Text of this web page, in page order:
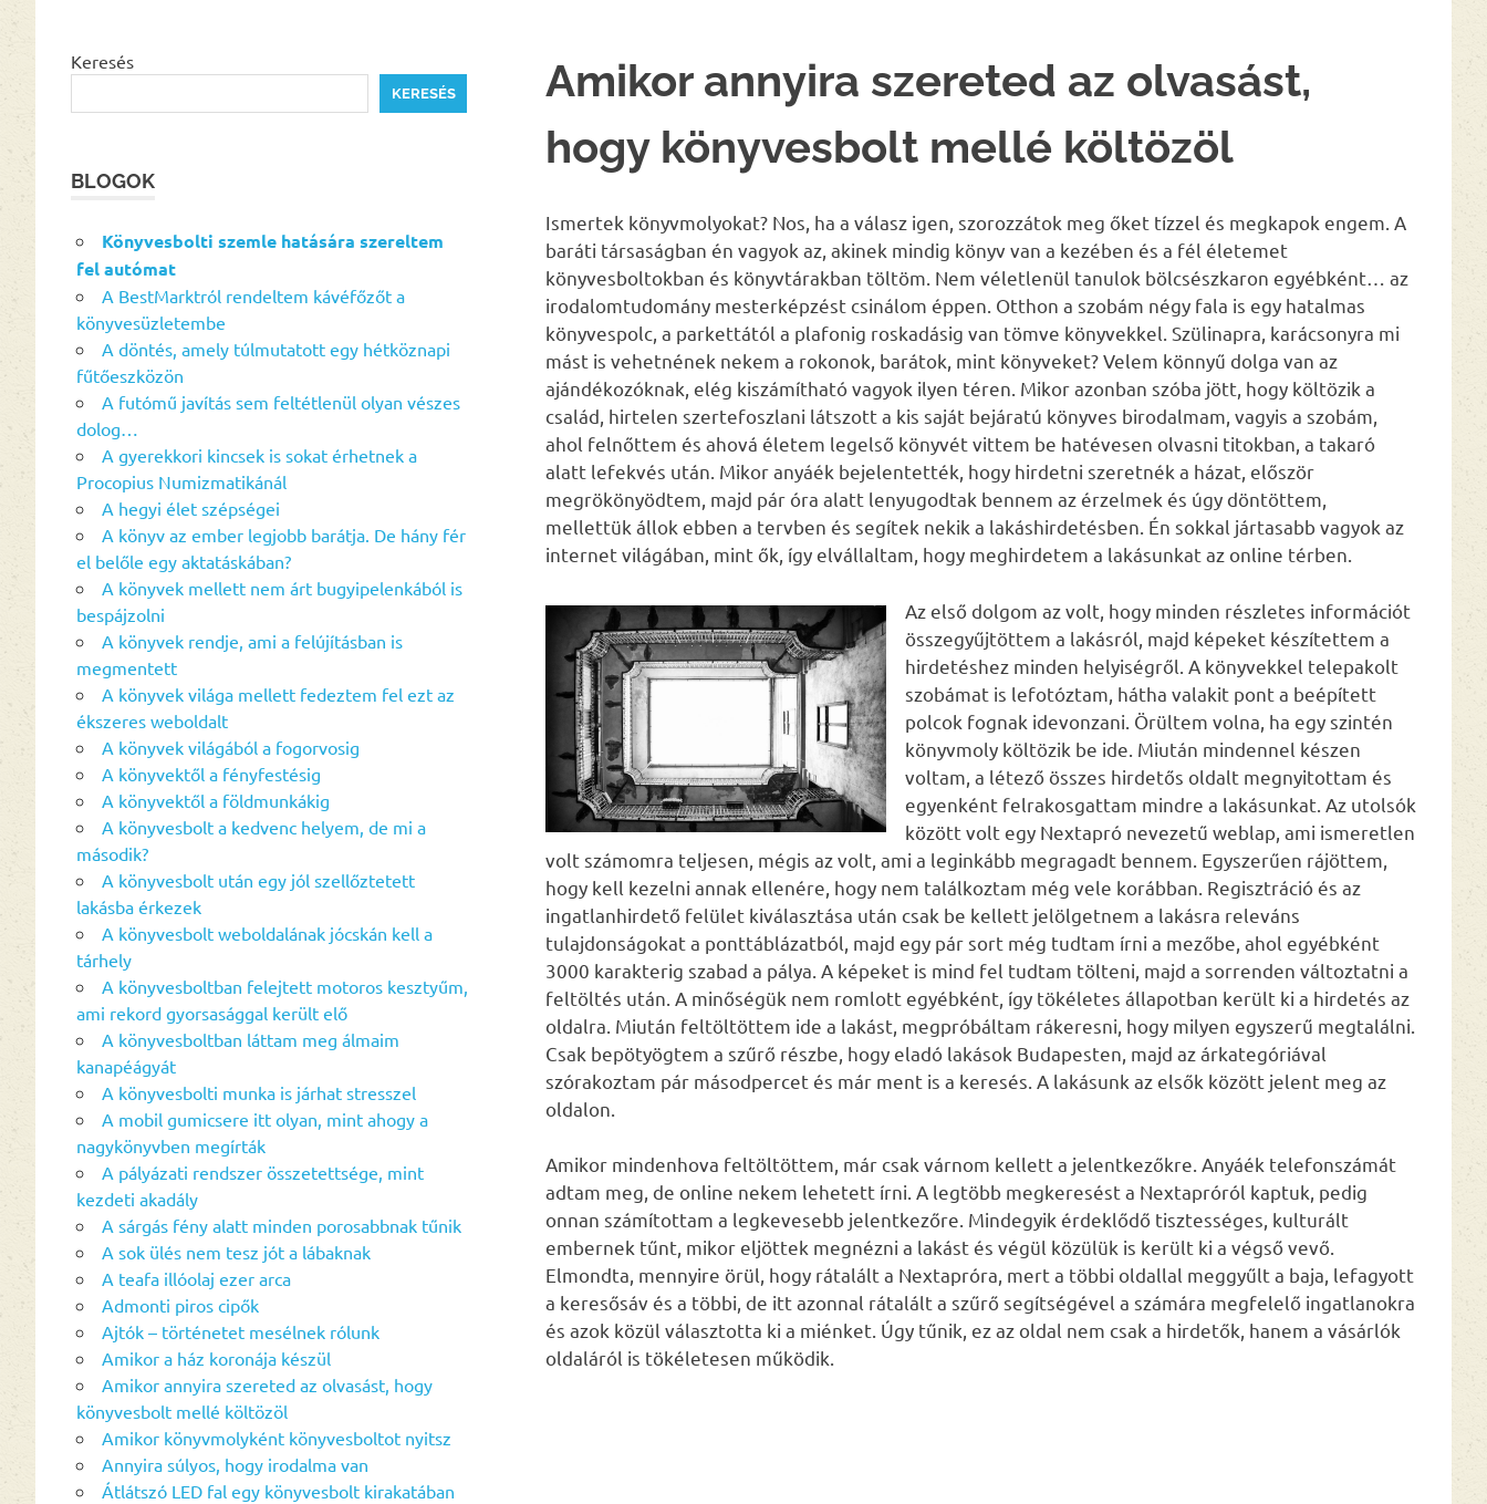
Amikor annyira szereted az olvasást,
hogy könyvesbolt mellé költözöl
Ismertek könyvmolyokat? Nos, ha a válasz igen, szorozzátok meg őket tízzel és megkapok engem. A
baráti társaságban én vagyok az, akinek mindig könyv van a kezében és a fél életemet
könyvesboltokban és könyvtárakban töltöm. Nem véletlenül tanulok bölcsészkaron egyébként… az
irodalomtudomány mesterképzést csinálom éppen. Otthon a szobám négy fala is egy hatalmas
könyvespolc, a parkettától a plafonig roskadásig van tömve könyvekkel. Szülinapra, karácsonyra mi
mást is vehetnének nekem a rokonok, barátok, mint könyveket? Velem könnyű dolga van az
ajándékozóknak, elég kiszámítható vagyok ilyen téren. Mikor azonban szóba jött, hogy költözik a
család, hirtelen szertefoszlani látszott a kis saját bejáratú könyves birodalmam, vagyis a szobám,
ahol felnőttem és ahová életem legelső könyvét vittem be hatévesen olvasni titokban, a takaró
alatt lefekvés után. Mikor anyáék bejelentették, hogy hirdetni szeretnék a házat, először
megrökönyödtem, majd pár óra alatt lenyugodtak bennem az érzelmek és úgy döntöttem,
mellettük állok ebben a tervben és segítek nekik a lakáshirdetésben. Én sokkal jártasabb vagyok az
internet világában, mint ők, így elvállaltam, hogy meghirdetem a lakásunkat az online térben.
Az első dolgom az volt, hogy minden részletes információt
összegyűjtöttem a lakásról, majd képeket készítettem a
hirdetéshez minden helyiségről. A könyvekkel telepakolt
szobámat is lefotóztam, hátha valakit pont a beépített
polcok fognak idevonzani. Örültem volna, ha egy szintén
könyvmoly költözik be ide. Miután mindennel készen
voltam, a létező összes hirdetős oldalt megnyitottam és
egyenként felrakosgattam mindre a lakásunkat. Az utolsók
között volt egy Nextapró nevezetű weblap, ami ismeretlen
volt számomra teljesen, mégis az volt, ami a leginkább megragadt bennem. Egyszerűen rájöttem,
hogy kell kezelni annak ellenére, hogy nem találkoztam még vele korábban. Regisztráció és az
ingatlanhirdető felület kiválasztása után csak be kellett jelölgetnem a lakásra releváns
tulajdonságokat a ponttáblázatból, majd egy pár sort még tudtam írni a mezőbe, ahol egyébként
3000 karakterig szabad a pálya. A képeket is mind fel tudtam tölteni, majd a sorrenden változtatni a
feltöltés után. A minőségük nem romlott egyébként, így tökéletes állapotban került ki a hirdetés az
oldalra. Miután feltöltöttem ide a lakást, megpróbáltam rákeresni, hogy milyen egyszerű megtalálni.
Csak bepötyögtem a szűrő részbe, hogy eladó lakások Budapesten, majd az árkategóriával
szórakoztam pár másodpercet és már ment is a keresés. A lakásunk az elsők között jelent meg az
oldalon.
Amikor mindenhova feltöltöttem, már csak várnom kellett a jelentkezőkre. Anyáék telefonszámát
adtam meg, de online nekem lehetett írni. A legtöbb megkeresést a Nextapróról kaptuk, pedig
onnan számítottam a legkevesebb jelentkezőre. Mindegyik érdeklődő tisztességes, kulturált
embernek tűnt, mikor eljöttek megnézni a lakást és végül közülük is került ki a végső vevő.
Elmondta, mennyire örül, hogy rátalált a Nextapróra, mert a többi oldallal meggyűlt a baja, lefagyott
a keresősáv és a többi, de itt azonnal rátalált a szűrő segítségével a számára megfelelő ingatlanokra
és azok közül választotta ki a miénket. Úgy tűnik, ez az oldal nem csak a hirdetők, hanem a vásárlók
oldaláról is tökéletesen működik.
Keresés
KERESÉS
BLOGOK
Könyvesbolti szemle hatására szereltem
fel autómat
A BestMarktról rendeltem kávéfőzőt a
könyvesüzletembe
A döntés, amely túlmutatott egy hétköznapi
fűtőeszközön
A futómű javítás sem feltétlenül olyan vészes
dolog…
A gyerekkori kincsek is sokat érhetnek a
Procopius Numizmatikánál
A hegyi élet szépségei
A könyv az ember legjobb barátja. De hány fér
el belőle egy aktatáskában?
A könyvek mellett nem árt bugyipelenkából is
bespájzolni
A könyvek rendje, ami a felújításban is
megmentett
A könyvek világa mellett fedeztem fel ezt az
ékszeres weboldalt
A könyvek világából a fogorvosig
A könyvektől a fényfestésig
A könyvektől a földmunkákig
A könyvesbolt a kedvenc helyem, de mi a
második?
A könyvesbolt után egy jól szellőztetett
lakásba érkezek
A könyvesbolt weboldalának jócskán kell a
tárhely
A könyvesboltban felejtett motoros kesztyűm,
ami rekord gyorsasággal került elő
A könyvesboltban láttam meg álmaim
kanapéágyát
A könyvesbolti munka is járhat stresszel
A mobil gumicsere itt olyan, mint ahogy a
nagykönyvben megírták
A pályázati rendszer összetettsége, mint
kezdeti akadály
A sárgás fény alatt minden porosabbnak tűnik
A sok ülés nem tesz jót a lábaknak
A teafa illóolaj ezer arca
Admonti piros cipők
Ajtók – történetet mesélnek rólunk
Amikor a ház koronája készül
Amikor annyira szereted az olvasást, hogy
könyvesbolt mellé költözöl
Amikor könyvmolyként könyvesboltot nyitsz
Annyira súlyos, hogy irodalma van
Átlátszó LED fal egy könyvesbolt kirakatában